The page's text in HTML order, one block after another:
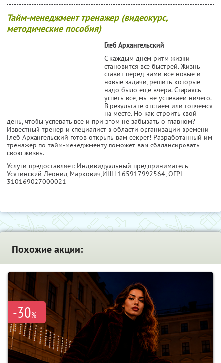
Тайм-менеджмент тренажер (видеокурс,
методические пособия)
Глеб Архангельский
С каждым днем ритм жизни
становится все быстрей. Жизнь
ставит перед нами все новые и
новые задачи, решить которые
надо было еще вчера. Стараясь
успеть все, мы не успеваем ничего.
В результате отстаем или топчемся
на месте. Но как строить свой
день, чтобы успевать все и при этом не забывать о главном?
Известный тренер и специалист в области организации времени
Глеб Архангельский готов открыть вам секрет! Разработанный им
тренажер по тайм-менеджменту поможет вам сбалансировать
свою жизнь.
Услуги предоставляет: Индивидуальный предприниматель
Усятинский Леонид Маркович,ИНН 165917992564, ОГРН
310169027000021
Похожие акции:
-30%